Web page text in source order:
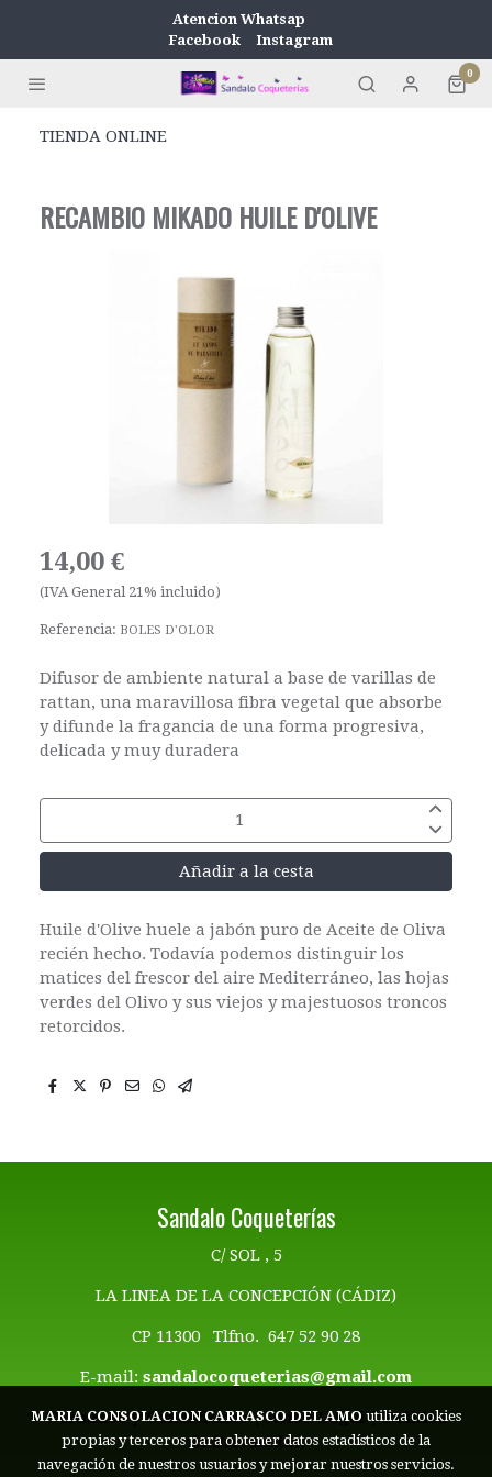
Atencion Whatsap
Facebook
Instagram
0
TIENDA ONLINE
RECAMBIO MIKADO HUILE D'OLIVE
14,00 €
(IVA General 21% incluido)
Referencia: BOLES D'OLOR
Difusor de ambiente natural a base de varillas de
rattan, una maravillosa fibra vegetal que absorbe
y difunde la fragancia de una forma progresiva,
delicada y muy duradera
Añadir a la cesta
Huile d'Olive huele a jabón puro de Aceite de Oliva
recién hecho. Todavía podemos distinguir los
matices del frescor del aire Mediterráneo, las hojas
verdes del Olivo y sus viejos y majestuosos troncos
retorcidos.
Sandalo Coqueterías
C/ SOL , 5
LA LINEA DE LA CONCEPCIÓN (CÁDIZ)
CP 11300 Tlfno. 647 52 90 28
E-mail: sandalocoqueterias@gmail.com
Términos y Condiciones | Aviso Legal |Politica
de Privacidad
MARIA CONSOLACION CARRASCO DEL AMO utiliza cookies
propias y terceros para obtener datos estadísticos de la
navegación de nuestros usuarios y mejorar nuestros servicios.